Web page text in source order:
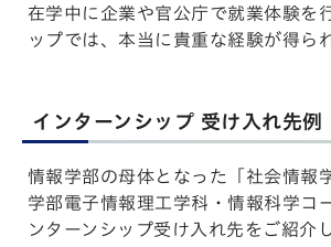
在学中に企業や官公庁で就業体験を
ップでは、本当に貴重な経験が得ら
インターンシップ 受け入れ先例
情報学部の母体となった「社会情報
学部電子情報理工学科・情報科学コ
ンターンシップ受け入れ先をご紹介